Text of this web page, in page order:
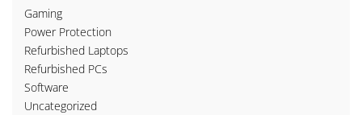
Gaming
Power Protection
Refurbished Laptops
Refurbished PCs
Software
Uncategorized